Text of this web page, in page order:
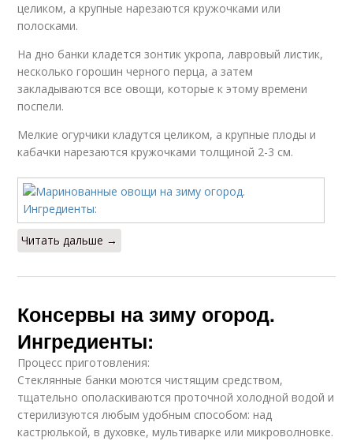
целиком, а крупные нарезаются кружочками или
полосками.
На дно банки кладется зонтик укропа, лавровый листик,
несколько горошин черного перца, а затем
закладываются все овощи, которые к этому времени
поспели.
Мелкие огурчики кладутся целиком, а крупные плоды и
кабачки нарезаются кружочками толщиной 2-3 см.
Читать дальше →
Консервы на зиму огород.
Ингредиенты:
Процесс приготовления:
Стеклянные банки моются чистящим средством,
тщательно ополаскиваются проточной холодной водой и
стерилизуются любым удобным способом: над
кастрюлькой, в духовке, мультиварке или микроволновке.